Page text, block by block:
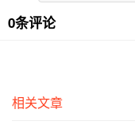
0条评论
相关文章